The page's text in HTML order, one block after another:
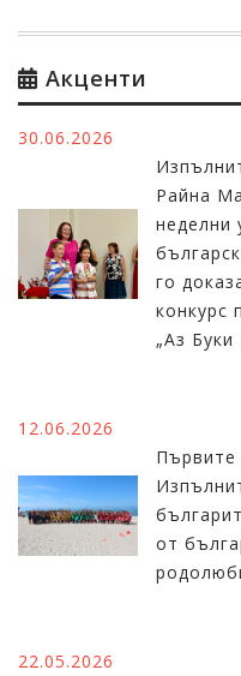
Акценти
30.06.2026
Райна
неделни
го
конкурс
„Аз
12.06.2026
Първите
от
22.05.2026